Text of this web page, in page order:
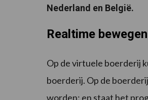
Nederland en België.
Realtime
Op de virtuele boerderij
boerderij. Op de
worden; en staat het